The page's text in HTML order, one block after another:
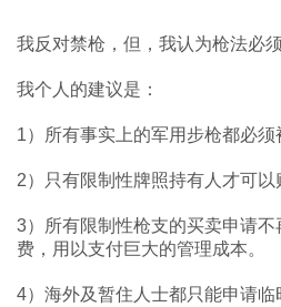
我反对禁枪，但，我认为枪法必须
我个人的建议是：
1）所有事实上的军用步枪都必须
2）只有限制性牌照持有人才可以
3）所有限制性枪支的买卖申请
费，用以支付巨大的管理成本。
4）海外及暂住人士都只能申请临